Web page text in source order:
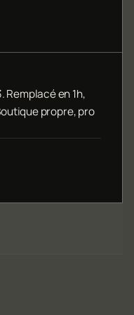
Remplacé en 1h,
propre, pro